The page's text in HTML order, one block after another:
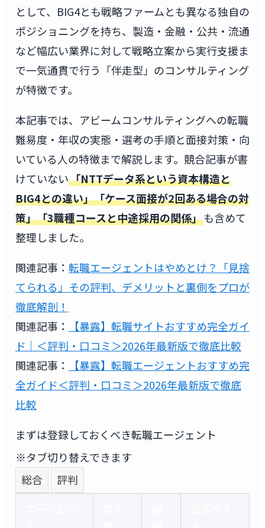
として、BIG4とも戦略ファームとも異なる独自の
ポジショニングを持ち、製造・金融・公共・流通
など幅広い業界に対して戦略立案から実行支援ま
で一気通貫で行う「伴走型」のコンサルティング
が特徴です。
本記事では、アビームコンサルティングへの転職
難易度・年収の実態・選考の手順と面接対策・向
いている人の特徴まで解説します。競合記事が書
けていない「NTTデータ系という資本構造と
BIG4との違い」「ケース面接が2回ある場合の対
策」「3職種コースと中途採用の関係」も含めて
整理しました。
関連記事： 転職エージェントはやめとけ？「見捨
てられる」その評判、デメリットと裏側をプロが
徹底解剖！
関連記事：
【暴露】転職サイトおすすめ完全ガイ
ド｜＜評判・口コミ＞2026年最新版で徹底比較
関連記事：
【暴露】転職エージェントおすすめ完
全ガイド＜評判・口コミ＞2026年最新版で徹底
比較
まずは登録しておくべき転職エージェント
※タブ切り替えできます
総合
評判